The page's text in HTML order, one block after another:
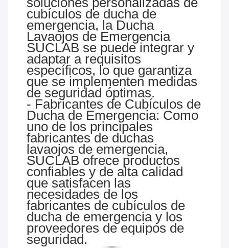
cubículos de ducha de
emergencia, la Ducha
Lavaojos de Emergencia
SUCLAB se puede integrar y
adaptar a requisitos
específicos, lo que garantiza
que se implementen medidas
de seguridad óptimas.
- Fabricantes de Cubículos de
Ducha de Emergencia: Como
uno de los principales
fabricantes de duchas
lavaojos de emergencia,
SUCLAB ofrece productos
confiables y de alta calidad
que satisfacen las
necesidades de los
fabricantes de cubículos de
ducha de emergencia y los
proveedores de equipos de
seguridad.